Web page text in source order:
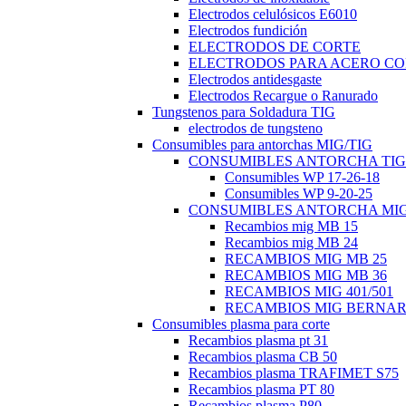
Electrodos celulósicos E6010
Electrodos fundición
ELECTRODOS DE CORTE
ELECTRODOS PARA ACERO
Electrodos antidesgaste
Electrodos Recargue o Ranurado
Tungstenos para Soldadura TIG
electrodos de tungsteno
Consumibles para antorchas MIG/TIG
CONSUMIBLES ANTORCHA TIG
Consumibles WP 17-26-18
Consumibles WP 9-20-25
CONSUMIBLES ANTORCHA
Recambios mig MB 15
Recambios mig MB 24
RECAMBIOS MIG MB 25
RECAMBIOS MIG MB 36
RECAMBIOS MIG 401/501
RECAMBIOS MIG
Consumibles plasma para corte
Recambios plasma pt 31
Recambios plasma CB 50
Recambios plasma TRAFIMET S75
Recambios plasma PT 80